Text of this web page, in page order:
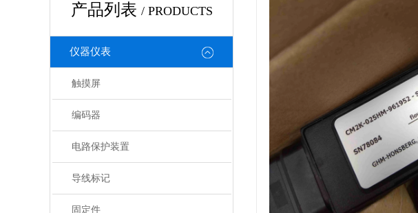
产品列表 / PRODUCTS
仪器仪表
触摸屏
编码器
电路保护装置
导线标记
固定件